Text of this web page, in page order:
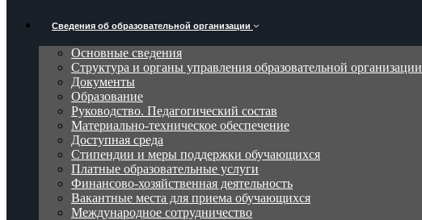
Сведения об образовательной организации
Основные сведения
Структура и органы управления образовательной организации
Документы
Образование
Руководство. Педагогический состав
Материально-техническое обеспечение
Доступная среда
Стипендии и меры поддержки обучающихся
Платные образовательные услуги
Финансово-хозяйственная деятельность
Вакантные места для приема обучающихся
Международное сотрудничество